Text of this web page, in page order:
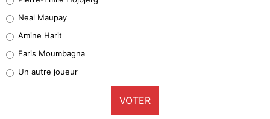
5%
1%
9%
Neal Maupay
Amine Harit
Faris Moumbagna
Un autre joueur
VOTER